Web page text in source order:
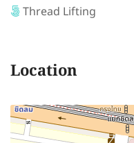
Thread Lifting
Location